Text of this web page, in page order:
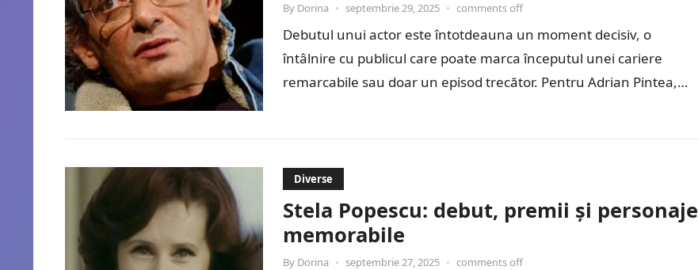
By Dorina • septembrie 29, 2025 • comments off
Debutul unui actor este întotdeauna un moment decisiv, o
întâlnire cu publicul care poate marca începutul unei cariere
remarcabile sau doar un episod trecător. Pentru Adrian Pintea,
Diverse
Stela Popescu: debut, premii și personaje
memorabile
By Dorina • septembrie 27, 2025 • comments off